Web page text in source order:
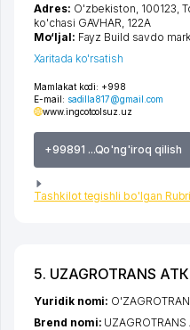
Mamlakat kodi: +998
E-mail: sadilla817@gmail.com
www.ingcotoolsuz.uz
+99891 ...Qo'ng'iroq qilish
Tashkilot tegishli bo'lgan
Adres: O'zbekiston, 100123,
ko'chasi GAVHAR , 122A
Mo‘ljal: Fayz Build savdo
Xaritada ko'rsatish
5. UZAGROTRANS
Yuridik nomi:
Brend nomi: